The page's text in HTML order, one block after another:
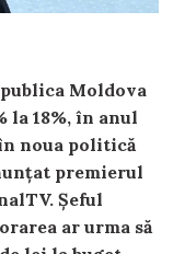
Moldova
la 18%, în anul
noua politică
premierul
Șeful
ar urma să